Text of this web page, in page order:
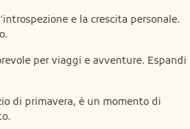
e la crescita personale.
per viaggi e avventure. Espandi
di primavera, è un momento di